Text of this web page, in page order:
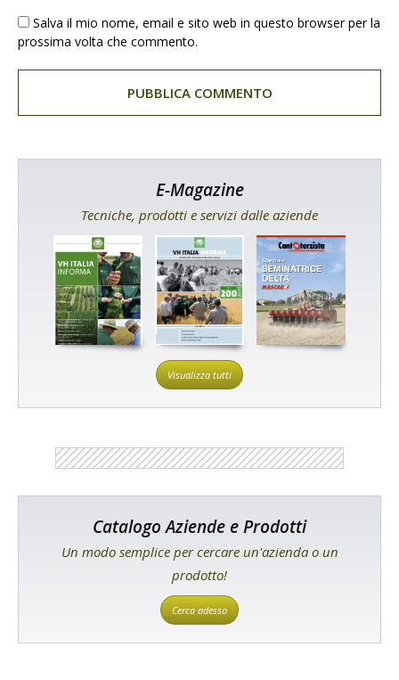
Salva il mio nome, email e sito web in questo browser per la
prossima volta che commento.
E-Magazine
Tecniche, prodotti e servizi dalle aziende
Visualizza tutti
Catalogo Aziende e Prodotti
Un modo semplice per cercare un'azienda o un
prodotto!
Cerca adesso